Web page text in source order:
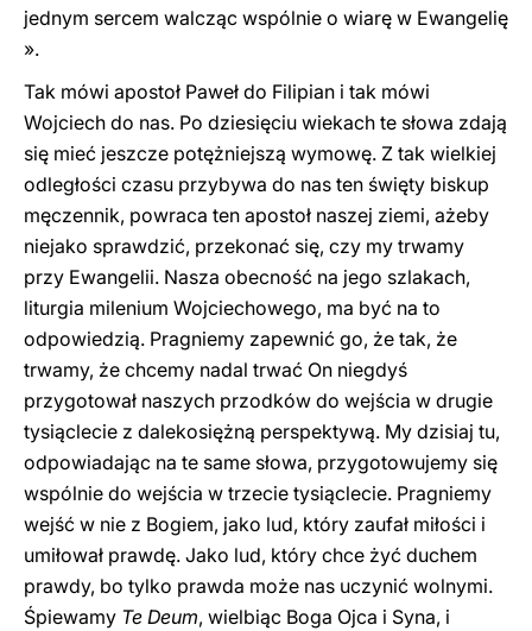
jednym sercem walcząc wspólnie o wiarę w Ewangelię
».
Tak mówi apostoł Paweł do Filipian i tak mówi
Wojciech do nas. Po dziesięciu wiekach te słowa zdają
się mieć jeszcze potężniejszą wymowę. Z tak wielkiej
odległości czasu przybywa do nas ten święty biskup
męczennik, powraca ten apostoł naszej ziemi, ażeby
niejako sprawdzić, przekonać się, czy my trwamy
przy Ewangelii. Nasza obecność na jego szlakach,
liturgia milenium Wojciechowego, ma być na to
odpowiedzią. Pragniemy zapewnić go, że tak, że
trwamy, że chcemy nadal trwać On niegdyś
przygotował naszych przodków do wejścia w drugie
tysiąclecie z dalekosiężną perspektywą. My dzisiaj tu,
odpowiadając na te same słowa, przygotowujemy się
wspólnie do wejścia w trzecie tysiąclecie. Pragniemy
wejść w nie z Bogiem, jako lud, który zaufał miłości i
umiłował prawdę. Jako lud, który chce żyć duchem
prawdy, bo tylko prawda może nas uczynić wolnymi.
Śpiewamy Te Deum, wielbiąc Boga Ojca i Syna, i